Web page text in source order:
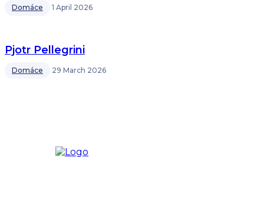
Domáce 1 April 2026
Pjotr Pellegrini
Domáce 29 March 2026